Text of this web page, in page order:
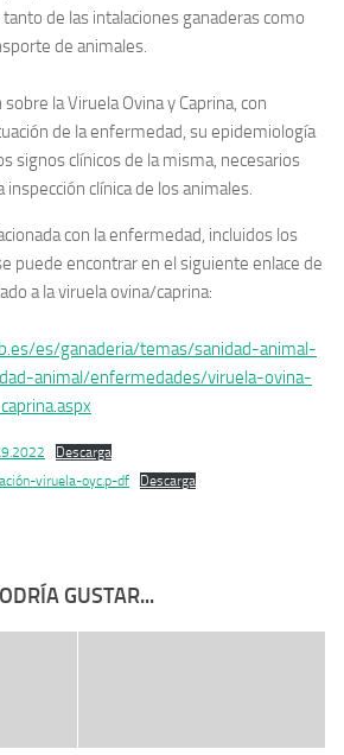
de las intalaciones ganaderas como
de animales.
la Viruela Ovina y Caprina, con
de la enfermedad, su epidemiología
signos clínicos de la misma, necesarios
inspección clínica de los animales.
con la enfermedad, incluidos los
puede encontrar en el siguiente enlace de
a la viruela ovina/caprina:
es/ganaderia/temas/sanidad-animal-
animal/enfermedades/viruela-ovina-
Descarga
viruela-oyc.p-df
Descarga
GUSTAR...